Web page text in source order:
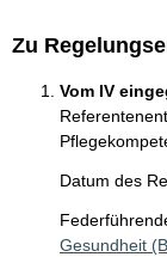
Zu
Vom IV
Datum des
Gesundheit